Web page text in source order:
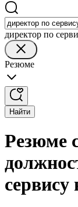
директор по
Резюме
Найти
Резюме